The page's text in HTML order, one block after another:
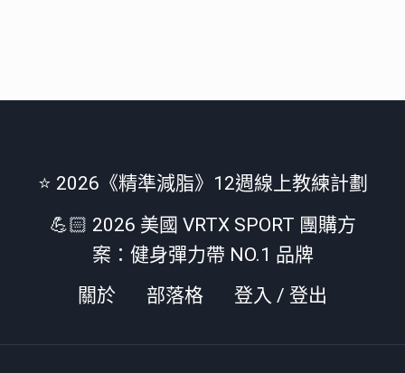
⭐️ 2026《精準減脂》12週線上教練計劃
💪🏻 2026 美國 VRTX SPORT 團購方
案：健身彈力帶 NO.1 品牌
關於
部落格 登入 / 登出